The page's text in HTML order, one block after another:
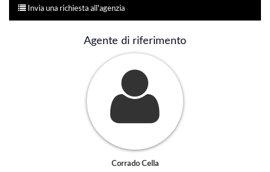
Invia una richiesta all'agenzia
Agente di riferimento
Corrado Cella